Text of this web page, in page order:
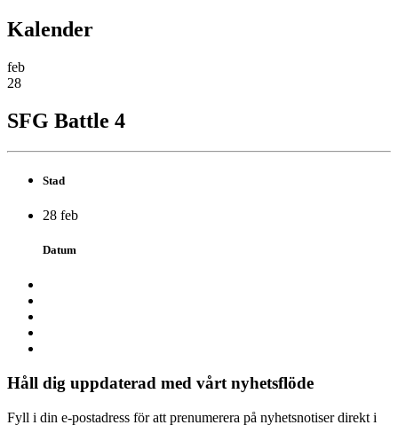
Kalender
feb
28
SFG Battle 4
Stad
28 feb
Datum
Håll dig uppdaterad med vårt nyhetsflöde
Fyll i din e-postadress för att prenumerera på nyhetsnotiser direkt i